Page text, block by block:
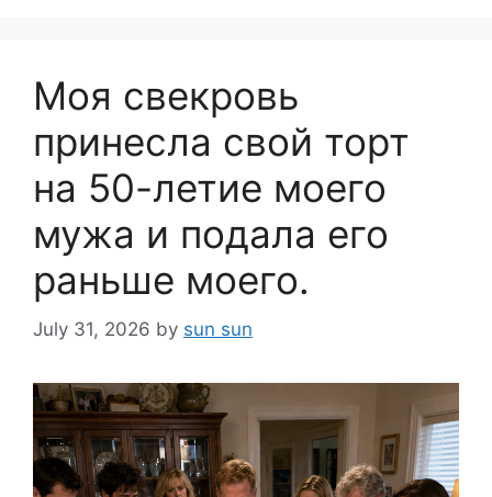
Моя свекровь
принесла свой торт
на 50-летие моего
мужа и подала его
раньше моего.
July 31, 2026 by sun sun